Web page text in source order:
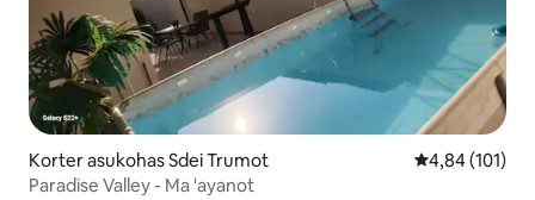
Korter asukohas Sdei Trumot Keskmine
4,84 (101)
Paradise Valley - Ma 'ayanot